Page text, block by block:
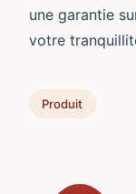
une garantie
votre
Produit